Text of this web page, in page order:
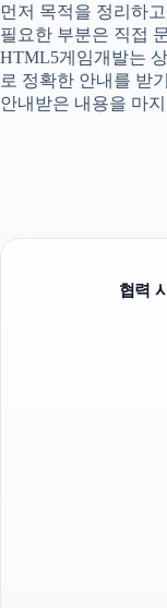
먼저 목적을 정리하
필요한 부분은 직접
HTML5게임개발는
로 정확한 안내를 받
안내받은 내용을 마
협력